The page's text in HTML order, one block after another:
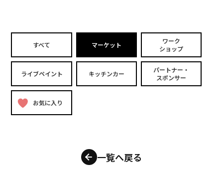
すべて マーケット
ワーク
ショップ
ライブペイント キッチンカー
パートナー・
スポンサー
お気に入り
一覧へ戻る